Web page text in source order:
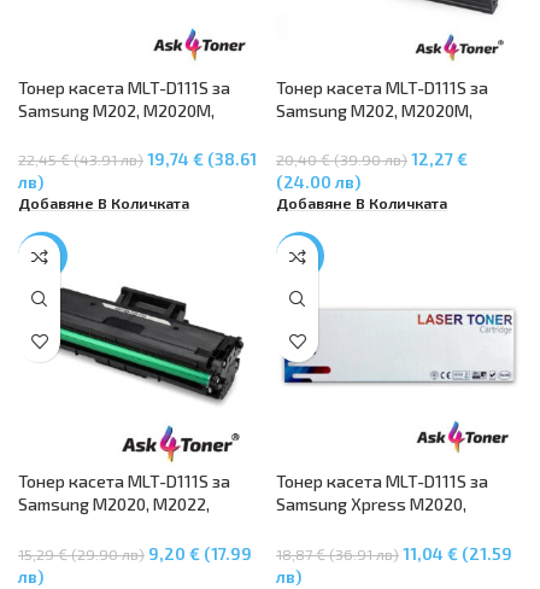
Тонер касета MLT-D111S за
Samsung M202, M2020M,
M2070M, M2070F, M2070FW
22,45 € (43.91 лв)19,74 € (38.61
лв)
Добавяне В Количката
Тонер касета MLT-D111S за
Samsung M202, M2020M,
M2070M, M2070F, M2070FW
20,40 € (39.90 лв)12,27 €
(24.00 лв)
Добавяне В Количката
-40%
Тонер касета MLT-D111S за
Samsung M2020, M2022,
M2070FW
15,29 € (29.90 лв) 9,20 € (17.99
лв)
-41%
Тонер касета MLT-D111S за
Samsung Xpress M2020,
M2022W, M2026W, M2070,
M2070F, M2070FW, M2070,
18,87 € (36.91 лв)11,04 € (21.59
лв)